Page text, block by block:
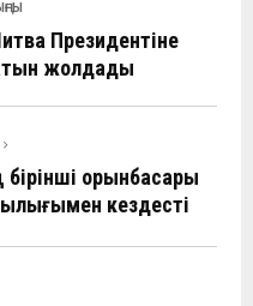
h
at
dI
n
р
а
в
ть
Президентіне
жолдады
орынбасары
кездесті